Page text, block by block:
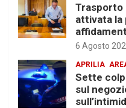
Trasporto
attivata la
6 Agosto
APRILIA
Sette
sul